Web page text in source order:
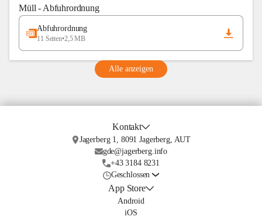
Müll - Abfuhrordnung
Abfuhrordnung
11 Seiten•2,5 MB
Alle anzeigen
Kontakt
Jagerberg 1, 8091 Jagerberg, AUT
gde@jagerberg.info
+43 3184 8231
Geschlossen
App Store
Android
iOS